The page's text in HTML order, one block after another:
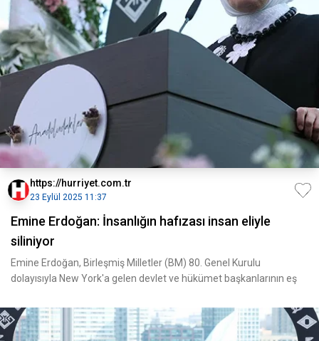
https://hurriyet.com.tr
23 Eylül 2025 11:37
Emine Erdoğan: İnsanlığın hafızası insan eliyle
siliniyor
Emine Erdoğan, Birleşmiş Milletler (BM) 80. Genel Kurulu
dolayısıyla New York'a gelen devlet ve hükümet başkanlarının eş